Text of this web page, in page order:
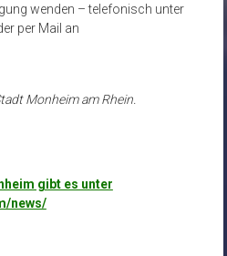
wenden – telefonisch unter
per Mail an
Monheim am Rhein.
gibt es unter
news/